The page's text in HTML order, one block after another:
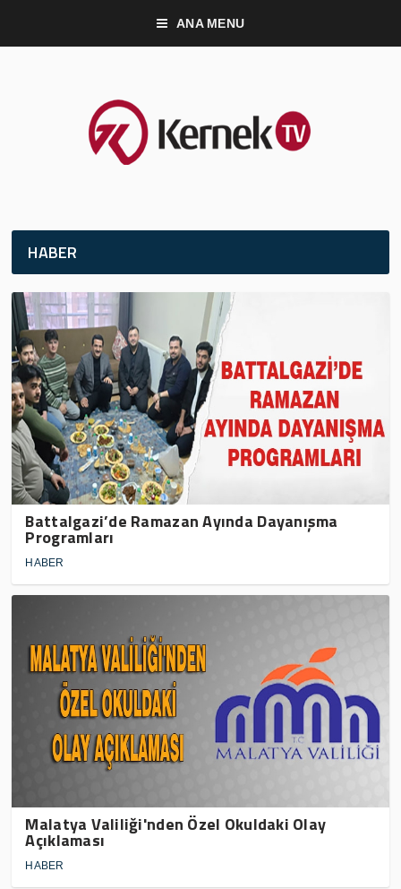
ANA MENU
HABER
Battalgazi’de Ramazan Ayında Dayanışma
Programları
HABER
Malatya Valiliği'nden Özel Okuldaki Olay
Açıklaması
HABER